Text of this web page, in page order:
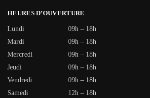
HEURES D’OUVERTURE
Lundi
09h – 18h
Mardi
09h – 18h
Mercredi
09h – 18h
Jeudi
09h – 18h
Vendredi
09h – 18h
Samedi
12h – 18h